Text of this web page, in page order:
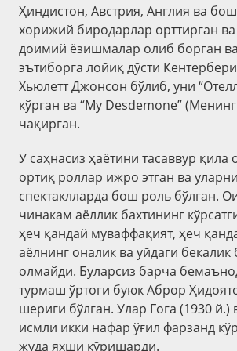
Ҳиндистон, Австрия, Англия ва
xорижий биродарлар орттирган
доимий ёзишмалар олиб борган
эътиборга лойиқ дўсти
Хьюлетт Джонсон бўлиб, уни
кўрган ва “My Desdemone”
чақирган.
У саҳнасиз ҳаётини тасаввур қила
ортиқ роллар ижро этган ва
спектаклларда бош роль бўлган.
чинакам аёллик бахтининг
ҳеч қандай муваффақият, ҳеч
аёлнинг оналик ва уйдаги бекалик
олмайди. Буларсиз барча
турмаш ўртоғи буюк Аброр
шериги бўлган. Улар Гога (1930 й.)
исмли икки нафар ўғил фарзанд
жуда яхши кўришарди.